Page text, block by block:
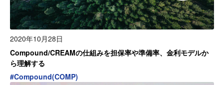
2020年10月28日
Compound/CREAMの仕組みを担保率や準備率、金利モデルか
ら理解する
#Compound(COMP)